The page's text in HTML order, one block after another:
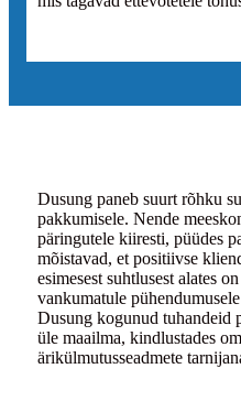
Dusung paneb suurt rõhku
pakkumisele. Nende
päringutele kiiresti, püüdes
mõistavad, et positiivse
esimesest suhtlusest alates
vankumatule
Dusung kogunud tuhandeid
üle maailma, kindlustades
ärikülmutusseadmete